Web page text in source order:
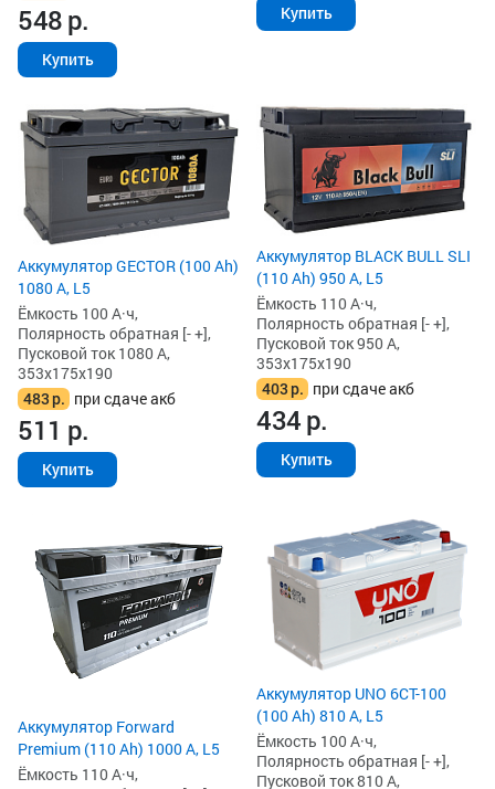
548р.
Купить
Купить
Аккумулятор GECTOR (100 Ah)
1080 А, L5
Ёмкость 100 А·ч,
Полярность обратная [- +],
Пусковой ток 1080 А,
353x175x190
483р. при сдаче акб
511 р.
Купить
Аккумулятор BLACK BULL SLI
(110 Ah) 950 А, L5
Ёмкость 110 А·ч,
Полярность обратная [- +],
Пусковой ток 950 А,
353x175x190
403р. при сдаче акб
434р.
Купить
Аккумулятор Forward
Premium (110 Ah) 1000 А, L5
Ёмкость 110 А·ч,
Аккумулятор UNO 6CT-100
(100 Ah) 810 А, L5
Ёмкость 100 А·ч,
Полярность обратная [- +],
Пусковой ток 810 А,